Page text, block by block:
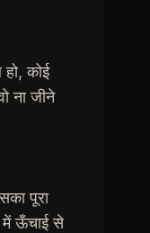
कोई
ना जीने
पूरा
में ऊँचाई से